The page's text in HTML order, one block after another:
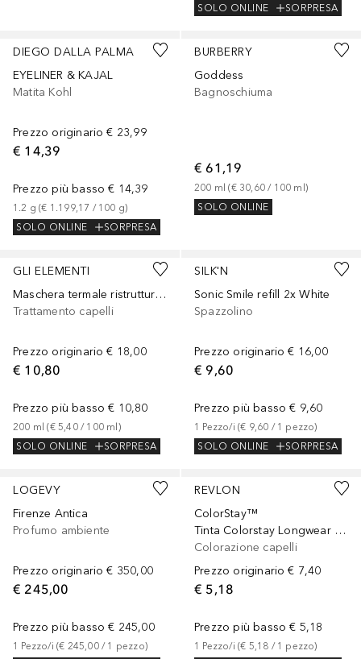
SOLO ONLINE SORPRESA
DIEGO DALLA PALMA
EYELINER & KAJAL
Matita Kohl
Prezzo originario € 23,99
€ 14,39
Prezzo più basso € 14,39
1.2 g (€ 1.199,17 / 100 g)
SOLO ONLINE
SORPRESA
BURBERRY
Goddess
Bagnoschiuma
€ 61,19
200 ml (€ 30,60 / 100 ml)
SOLO ONLINE
GLI ELEMENTI
Maschera termale ristrutturante
Trattamento capelli
Prezzo originario € 18,00
€ 10,80
Prezzo più basso € 10,80
200 ml (€ 5,40 / 100 ml)
SOLO ONLINE
SORPRESA
SILK'N
Sonic Smile refill 2x White
Spazzolino
Prezzo originario € 16,00
€ 9,60
Prezzo più basso € 9,60
1 Pezzo/i (€ 9,60 / 1 pezzo)
SOLO ONLINE
SORPRESA
LOGEVY
Firenze Antica
Profumo ambiente
Prezzo originario € 350,00
€ 245,00
Prezzo più basso € 245,00
1 Pezzo/i (€ 245,00 / 1 pezzo)
REVLON
ColorStay™
Tinta Colorstay Longwear Cream Color
Colorazione capelli
Prezzo originario € 7,40
€ 5,18
Prezzo più basso € 5,18
1 Pezzo/i (€ 5,18 / 1 pezzo)